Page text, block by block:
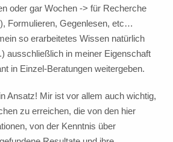
oder gar Wochen -> für Recherche
Formulieren, Gegenlesen, etc…
so erarbeitetes Wissen natürlich
ausschließlich in meiner Eigenschaft
in Einzel-Beratungen weitergeben.
Ansatz! Mir ist vor allem auch wichtig,
zu erreichen, die von den hier
von der Kenntnis über